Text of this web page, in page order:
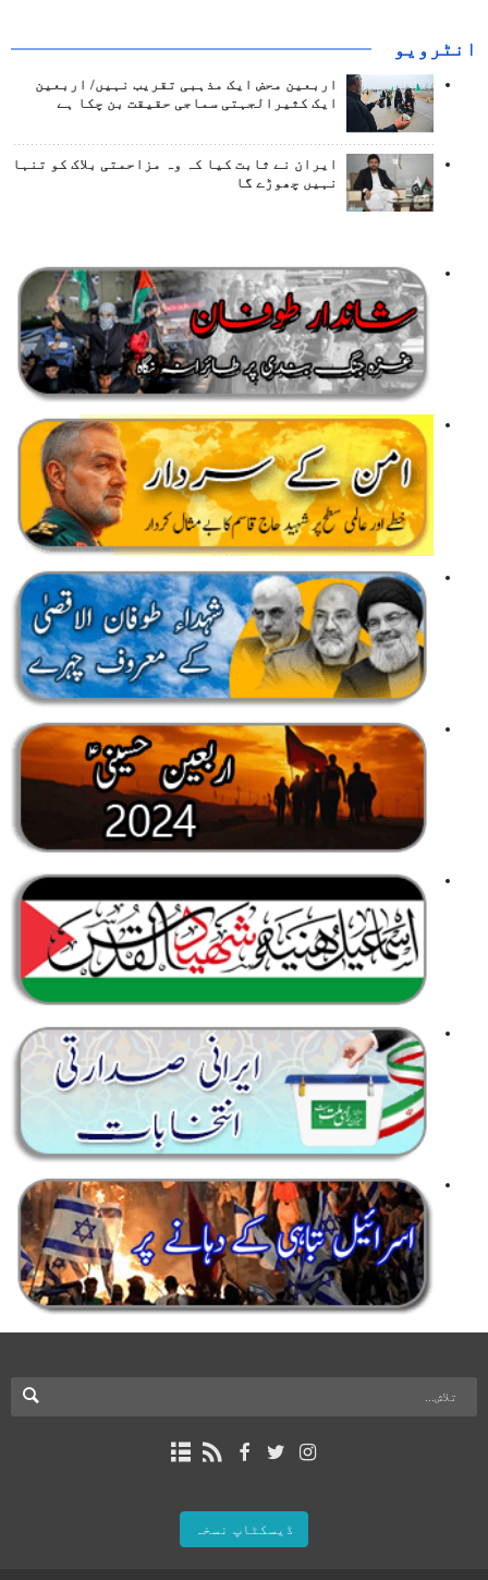
انٹرويو
اربعین محض ایک مذہبی تقریب نہیں/ اربعین
ایک کثیرالجہتی سماجی حقیقت بن چکا ہے
ایران نے ثابت کیا کہ وہ مزاحمتی بلاک کو تنہا
نہیں چھوڑے گا
ڈیسکٹاپ نسخہ